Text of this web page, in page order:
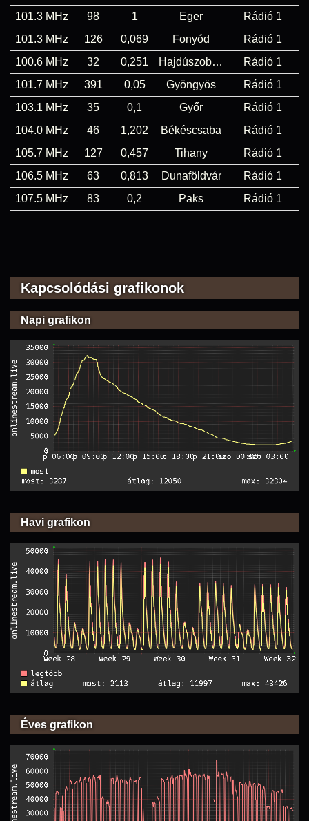
101.3 MHz 98 1 Eger
Rádió 1
101.3 MHz
126 0,069 Fonyód
Rádió 1
100.6 MHz
32 0,251 Hajdúszoboszló
Rádió 1
101.7 MHz
391 0,05 Gyöngyös
Rádió 1
103.1 MHz
35 0,1 Győr
Rádió 1
104.0 MHz
46 1,202 Békéscsaba
Rádió 1
105.7 MHz
127 0,457 Tihany
Rádió 1
106.5 MHz
63 0,813 Dunaföldvár
Rádió 1
107.5 MHz
83 0,2 Paks Rádió 1
Kapcsolódási grafikonok
Napi grafikon
Havi grafikon
Éves grafikon